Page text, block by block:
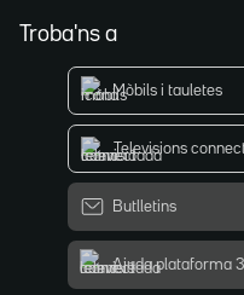
Troba'ns a
Mòbils i tauletes
Televisions
Butlletins
Ajuda plataforma